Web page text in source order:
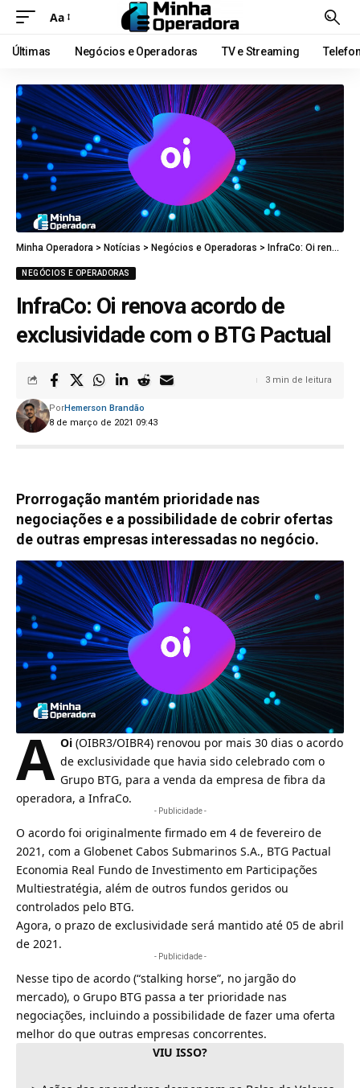
Aa
Últimas Negócios e Operadoras TV e Streaming
Minha Operadora > Notícias > Negócios e Operadoras > InfraCo: Oi renova acordo de exclusividade com o BTG Pactual
NEGÓCIOS E OPERADORAS
InfraCo: Oi renova acordo de
exclusividade com o BTG Pactual
8 de março de 2021 09:43
PorHemerson Brandão
3 min de leitura
Prorrogação mantém prioridade nas
negociações e a possibilidade de cobrir ofertas
de outras empresas interessadas no negócio.
A Oi (OIBR3/OIBR4) renovou por mais 30 dias o acordo
de exclusividade que havia sido celebrado com o
Grupo BTG, para a venda da empresa de fibra da
operadora, a InfraCo.
- Publicidade -
O acordo foi originalmente firmado em 4 de fevereiro de
2021, com a Globenet Cabos Submarinos S.A., BTG Pactual
Economia Real Fundo de Investimento em Participações
Multiestratégia, além de outros fundos geridos ou
controlados pelo BTG.
Agora, o prazo de exclusividade será mantido até 05 de abril
de 2021.
- Publicidade -
Nesse tipo de acordo (“stalking horse”, no jargão do
mercado), o Grupo BTG passa a ter prioridade nas
negociações, incluindo a possibilidade de fazer uma oferta
melhor do que outras empresas concorrentes.
VIU ISSO?